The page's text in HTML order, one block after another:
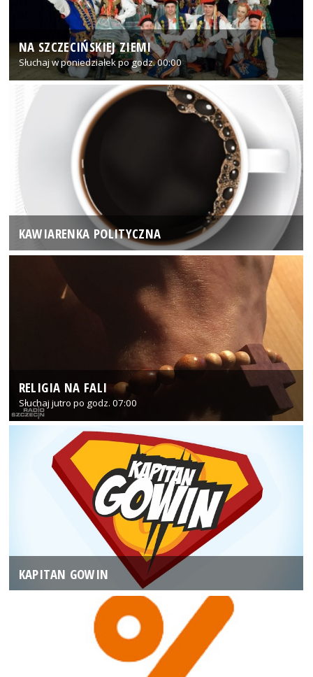
NA SZCZECIŃSKIEJ ZIEMI
Słuchaj w poniedziałek po godz. 00:00
KAWIARENKA POLITYCZNA
RELIGIA NA FALI
Słuchaj jutro po godz. 07:00
KAPITAN GOWIN